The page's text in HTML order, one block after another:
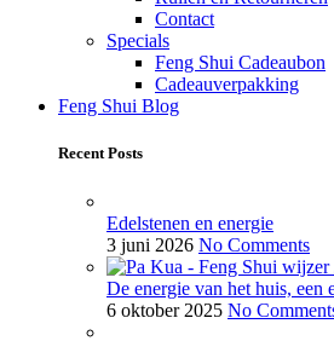
Contact
Specials
Feng Shui Cadeaubon
Cadeauverpakking
Feng Shui Blog
Recent Posts
Edelstenen en energie
3 juni 2026 No Comments
De energie van het huis, een
6 oktober 2025 No